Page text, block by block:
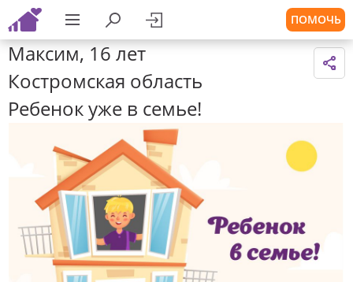
ПОМОЧЬ
Максим, 16 лет
Костромская область
Ребенок уже в семье!